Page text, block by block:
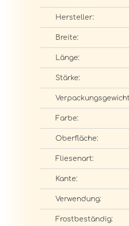
Hersteller:
Breite:
Länge:
Stärke:
Farbe:
Oberfläche:
Fliesenart:
Kante:
Verwendung:
Frostbeständig: